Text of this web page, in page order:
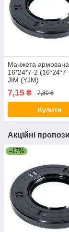
Манжета армована
16*24*7-2 (16*24*7
JIM (YJM)
7,15 ₴ 7,80 ₴
Купити
Акційні
–17%